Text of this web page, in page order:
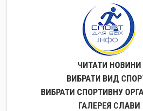
ЧИТАТИ НОВИНИ
ВИБРАТИ ВИД
ВИБРАТИ СПОРТИВНУ
ГАЛЕРЕЯ СЛАВИ